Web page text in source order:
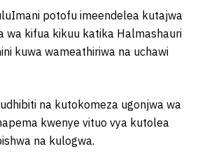
potofu imeendelea kutajwa
wa kifua kikuu katika Halmashauri
kuwa wameathiriwa na uchawi
na kutokomeza ugonjwa wa
kwenye vituo vya kutolea
na kulogwa.